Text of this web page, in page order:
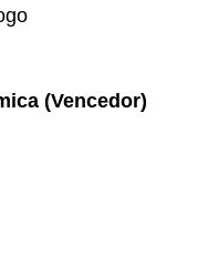
(Vencedor)